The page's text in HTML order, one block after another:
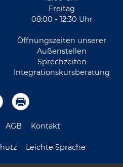
Freitag
08:00 - 12:30 Uhr
Öffnungszeiten unserer
Außenstellen
Sprechzeiten
Integrationskursberatung
AGB Kontakt
Leichte Sprache